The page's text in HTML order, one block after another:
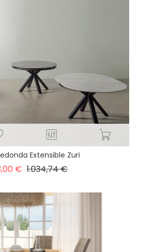
Extensible Zuri
€ Precio
1.034,74 €Precio